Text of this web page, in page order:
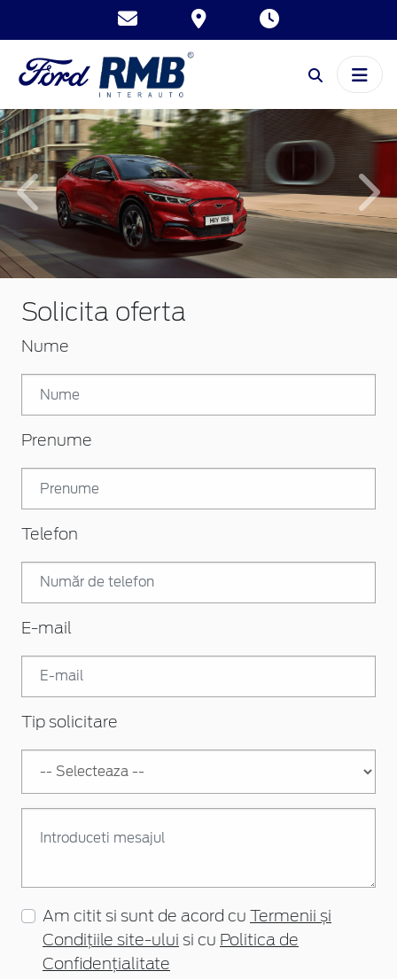
Inapoi
Solicita oferta
Nume
Prenume
Telefon
E-mail
Tip solicitare
Am citit si sunt de acord cu
Termenii și
Condițiile site-ului si cu Politica de
Confidențialitate